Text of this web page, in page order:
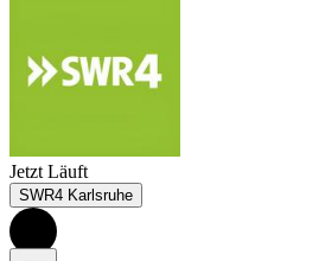
Jetzt Läuft
SWR4 Karlsruhe